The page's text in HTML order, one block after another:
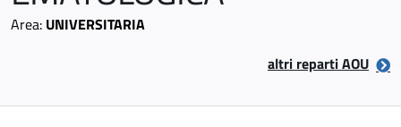
Area: UNIVERSITARIA
altri reparti AOU